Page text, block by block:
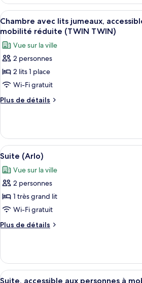
Courtyard)
aux
personnes
à
mobilité
réduite
(Bunk)
type
de
chambre
accessible
aux
personnes
à
mobilité
(Bunk)
Afficher
toutes
les
photos
pour
ce
type
de
avec
lits
jumeaux,
accessible
aux
personnes
à
mobilité
réduite
Une
6
Chambre avec lits jumeaux,
mobilité réduite (TWIN TWIN)
Vue sur la ville
2 personnes
2 lits 1 place
Wi-Fi gratuit
Plus de détails
Plus
le
type
de
chambre
Chambre
avec
jumeaux,
accessible
personnes
(TWIN
TWIN)
Afficher
toutes
les
photos
pour
ce
type
de
Suite
(Arlo)
Une
7
Suite (Arlo)
Vue sur la ville
2 personnes
1 très grand lit
Wi-Fi gratuit
Plus de détails
Plus
le
type
de
Afficher
Un
6
Suite, accessible aux personnes à